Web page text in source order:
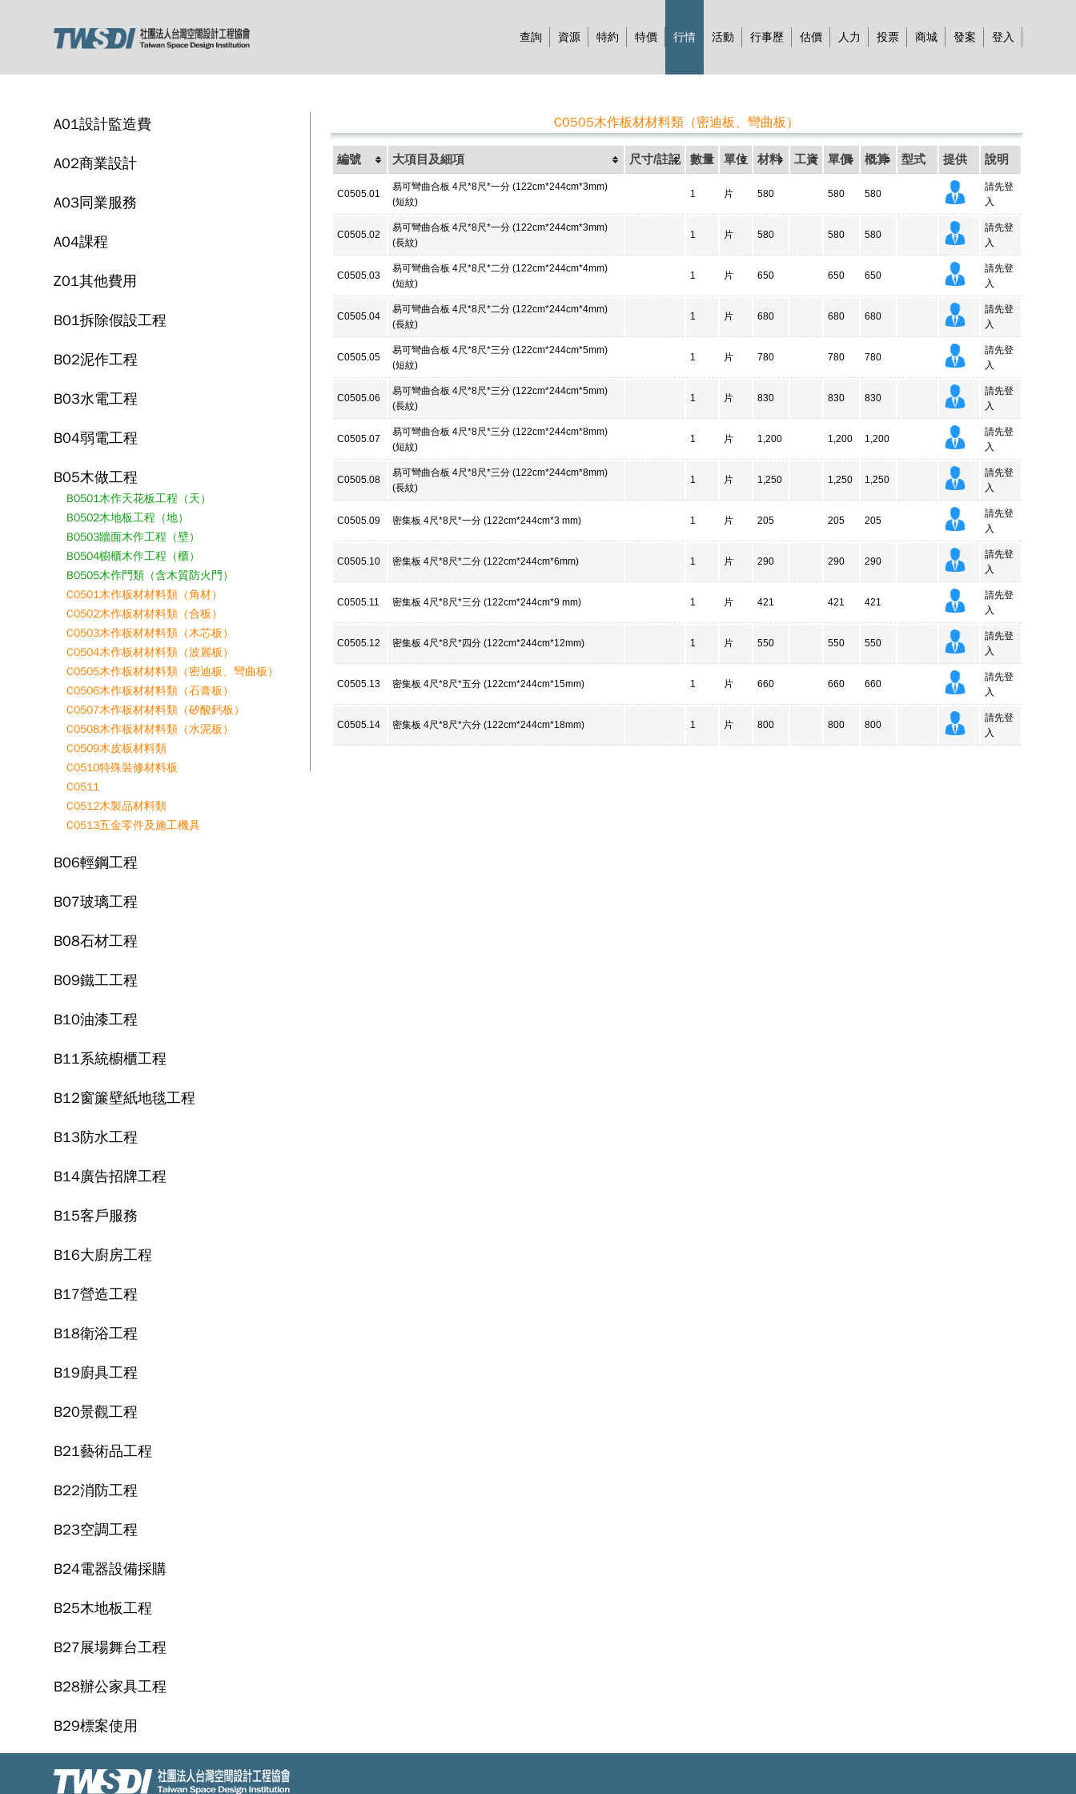
查詢 資源 特約 特價 行情 活動 行事歷 估價 人力 投票 商城 發案 登入
A01設計監造費
A02商業設計
A03同業服務
A04課程
Z01其他費用
B01拆除假設工程
B02泥作工程
B03水電工程
B04弱電工程
B05木做工程
B0501木作天花板工程（天）
B0502木地板工程（地）
B0503牆面木作工程（壁）
B0504櫥櫃木作工程（櫃）
B0505木作門類（含木質防火門）
C0501木作板材材料類（角材）
C0502木作板材材料類（合板）
C0503木作板材材料類（木芯板）
C0504木作板材材料類（波麗板）
C0505木作板材材料類（密迪板、彎曲板）
C0506木作板材材料類（石膏板）
C0507木作板材材料類（矽酸鈣板）
C0508木作板材材料類（水泥板）
C0509木皮板材料類
C0510特殊裝修材料板
C0511
C0512木製品材料類
C0513五金零件及施工機具
B06輕鋼工程
B07玻璃工程
B08石材工程
B09鐵工工程
B10油漆工程
B11系統櫥櫃工程
B12窗簾壁紙地毯工程
B13防水工程
B14廣告招牌工程
B15客戶服務
B16大廚房工程
B17營造工程
B18衛浴工程
B19廚具工程
B20景觀工程
B21藝術品工程
B22消防工程
B23空調工程
B24電器設備採購
B25木地板工程
B27展場舞台工程
B28辦公家具工程
B29標案使用
C0505木作板材材料類（密迪板、彎曲板）
編號 大項目及細項 尺寸/註記 數量 單位 材料 工資 單價 概算 型式 提供 說明
C0505.01
易可彎曲合板 4尺*8尺*一分 (122cm*244cm*3mm)
(短紋)
1 片 580 580 580
請先登
入
C0505.02
易可彎曲合板 4尺*8尺*一分 (122cm*244cm*3mm)
(長紋)
1 片 580 580 580
請先登
入
C0505.03
易可彎曲合板 4尺*8尺*二分 (122cm*244cm*4mm)
(短紋)
1 片 650 650 650
請先登
入
C0505.04
易可彎曲合板 4尺*8尺*二分 (122cm*244cm*4mm)
(長紋)
1 片 680 680 680
請先登
入
C0505.05
易可彎曲合板 4尺*8尺*三分 (122cm*244cm*5mm)
(短紋)
1 片 780 780 780
請先登
入
C0505.06
易可彎曲合板 4尺*8尺*三分 (122cm*244cm*5mm)
(長紋)
1 片 830 830 830
請先登
入
C0505.07
易可彎曲合板 4尺*8尺*三分 (122cm*244cm*8mm)
(短紋)
1 片 1,200 1,200 1,200
請先登
入
C0505.08
易可彎曲合板 4尺*8尺*三分 (122cm*244cm*8mm)
(長紋)
1 片 1,250 1,250 1,250
請先登
入
C0505.09 密集板 4尺*8尺*一分 (122cm*244cm*3 mm) 1 片 205 205 205
請先登
入
C0505.10 密集板 4尺*8尺*二分 (122cm*244cm*6mm) 1 片 290 290 290
請先登
入
C0505.11 密集板 4尺*8尺*三分 (122cm*244cm*9 mm) 1 片 421 421 421
請先登
入
C0505.12 密集板 4尺*8尺*四分 (122cm*244cm*12mm) 1 片 550 550 550
請先登
入
C0505.13 密集板 4尺*8尺*五分 (122cm*244cm*15mm) 1 片 660 660 660
請先登
入
C0505.14 密集板 4尺*8尺*六分 (122cm*244cm*18mm) 1 片 800 800 800
請先登
入